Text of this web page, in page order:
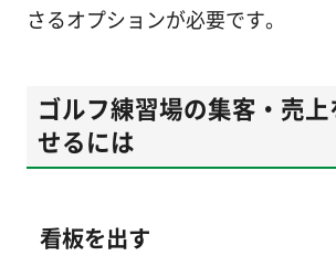
さるオプションが必要です。
ゴルフ練習場の集客・売
せるには
看板を出す